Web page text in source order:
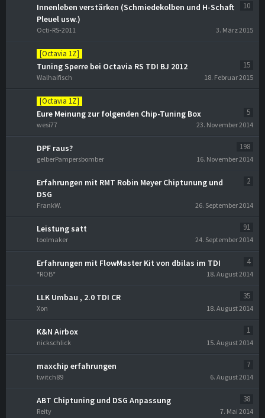
Innenleben verstärken (Schmiedekolben und H-Schaft
Pleuel usw.)
10
Octi-RS-2011 3. März 2015
[Octavia 1Z]
Tuning Sperre bei Octavia RS TDI BJ 2012 15
Walhaifisch 18. Februar 2015
[Octavia 1Z]
Eure Meinung zur folgenden Chip-Tuning Box 5
wesi77 23. November 2014
DPF raus? 198
gelberPampersbomber 16. November 2014
Erfahrungen mit RMT Robin Meyer Chiptunung und
DSG
2
FrankW. 26. September 2014
Leistung satt 91
toolmaker 24. September 2014
Erfahrungen mit FlowMaster Kit von dbilas im TDI 4
*ROB* 18. August 2014
LLK Umbau , 2.0 TDI CR 35
Xon 18. August 2014
K&N Airbox 1
nickschlick 15. August 2014
maxchip erfahrungen 7
twitch89 6. August 2014
ABT Chiptuning und DSG Anpassung 38
Reity 7. Mai 2014